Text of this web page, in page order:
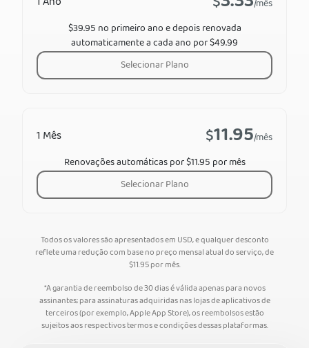
1 Mês $11.95/mês
Renovações automáticas por $11.95 por mês
Selecionar Plano
/mês
$39.95 no primeiro ano e depois renovada
automaticamente a cada ano por $49.99
Selecionar Plano
Todos os valores são apresentados em USD, e qualquer desconto
reflete uma redução com base no preço mensal atual do serviço, de
$11.95por mês.
*A garantia de reembolso de 30 dias é válida apenas para novos
assinantes; para assinaturas adquiridas nas lojas de aplicativos de
terceiros (por exemplo, Apple App Store), os reembolsos estão
sujeitos aos respectivos termos e condições dessas plataformas.